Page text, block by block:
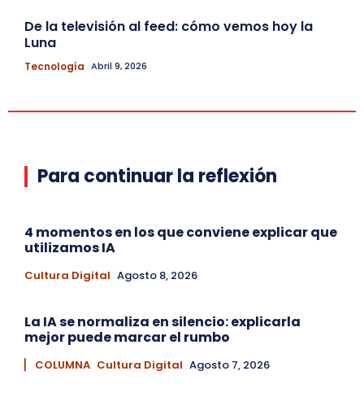
De la televisión al feed: cómo vemos hoy la
Luna
Tecnología Abril 9, 2026
Para continuar la reflexión
4 momentos en los que conviene explicar que
utilizamos IA
Cultura Digital Agosto 8, 2026
La IA se normaliza en silencio: explicarla
mejor puede marcar el rumbo
▏ COLUMNA Cultura Digital Agosto 7, 2026